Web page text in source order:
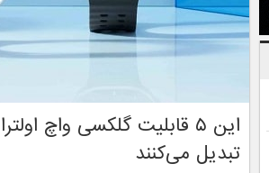
این ۵ قابلیت گلکسی واچ
تبدیل می‌کنند